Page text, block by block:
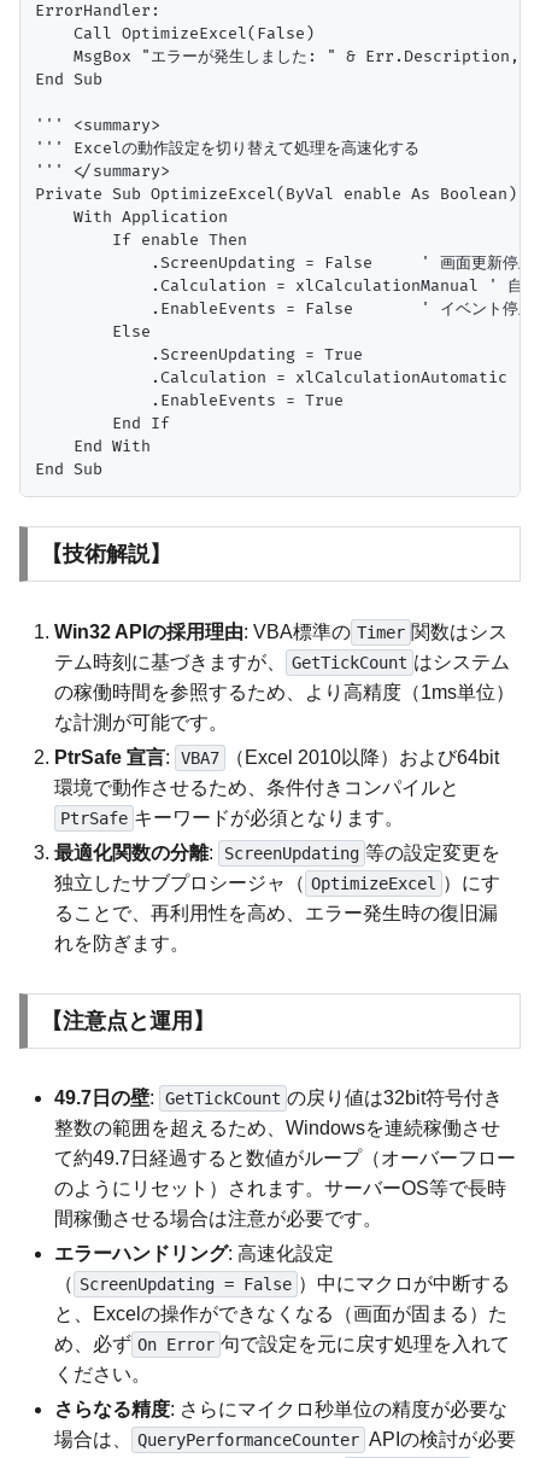
ErrorHandler:
    Call OptimizeExcel(False)
MsgBox "エラーが発生しました: " & Err.Description,
End Sub
''' <summary>
''' Excelの動作設定を切り替えて処理を高速化する
''' </summary>
Private Sub OptimizeExcel(ByVal enable As Boolean)
    With Application
        If enable Then
            .ScreenUpdating = False     ' 画面更新停止
.Calculation = xlCalculationManual ' 自動
            .EnableEvents = False       ' イベント停止
        Else
            .ScreenUpdating = True
            .Calculation = xlCalculationAutomatic
            .EnableEvents = True
        End If
    End With
【技術解説】
Win32 APIの採用理由: VBA標準の Timer 関数はシス
テム時刻に基づきますが、
GetTickCount はシステム
の稼働時間を参照するため、より高精度（1ms単位）
な計測が可能です。
PtrSafe 宣言: VBA7
（Excel 2010以降）および64bit
環境で動作させるため、条件付きコンパイルと
PtrSafe キーワードが必須となります。
最適化関数の分離: ScreenUpdating 等の設定変更を
独立したサブプロシージャ（ OptimizeExcel
）にす
ることで、再利用性を高め、エラー発生時の復旧漏
れを防ぎます。
【注意点と運用】
49.7日の壁: GetTickCount の戻り値は32bit符号付き
整数の範囲を超えるため、Windowsを連続稼働させ
て約49.7日経過すると数値がループ（オーバーフロー
のようにリセット）されます。サーバーOS等で長時
間稼働させる場合は注意が必要です。
エラーハンドリング: 高速化設定
（ ScreenUpdating = False ）中にマクロが中断する
と、Excelの操作ができなくなる（画面が固まる）た
め、必ず On Error 句で設定を元に戻す処理を入れて
ください。
さらなる精度: さらにマイクロ秒単位の精度が必要な
場合は、
QueryPerformanceCounter APIの検討が必要